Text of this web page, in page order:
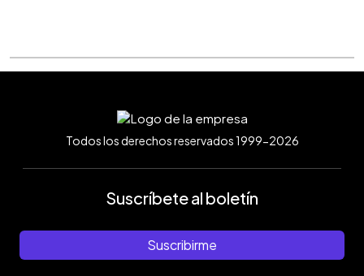
Todos los derechos reservados 1999-2026
Suscríbete al boletín
Suscribirme